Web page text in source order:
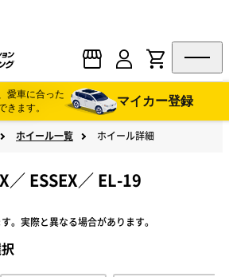
愛車に合った
きます。
マイカー登録
ホイール一覧 ホイール詳細
／ ESSEX／ EL-19
。実際と異なる場合があります。